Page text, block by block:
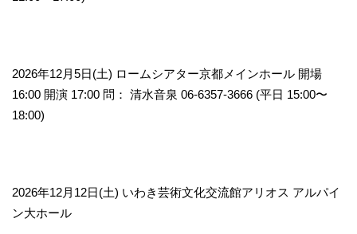
2026年12月5日(土) ロームシアター京都メインホール 開場
16:00 開演 17:00 問： 清水音泉 06-6357-3666 (平日 15:00〜
18:00)
2026年12月12日(土) いわき芸術文化交流館アリオス アルパイ
ン大ホール